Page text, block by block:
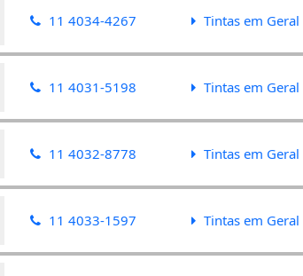
11 4034-4267 Tintas em Geral
11 4031-5198 Tintas em Geral
11 4032-8778 Tintas em Geral
11 4033-1597 Tintas em Geral